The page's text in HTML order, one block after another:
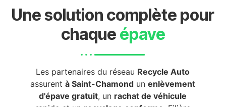
Une solution complète pour
chaque épave
Les partenaires du réseau Recycle Auto
assurentà Saint-Chamond unenlèvement
d'épave gratuit, un rachat de véhicule